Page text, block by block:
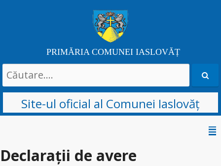
PRIMĂRIA COMUNEI IASLOVĂȚ
Search
for:
Site-ul oficial al Comunei Iaslovăț
content
Declarații de avere